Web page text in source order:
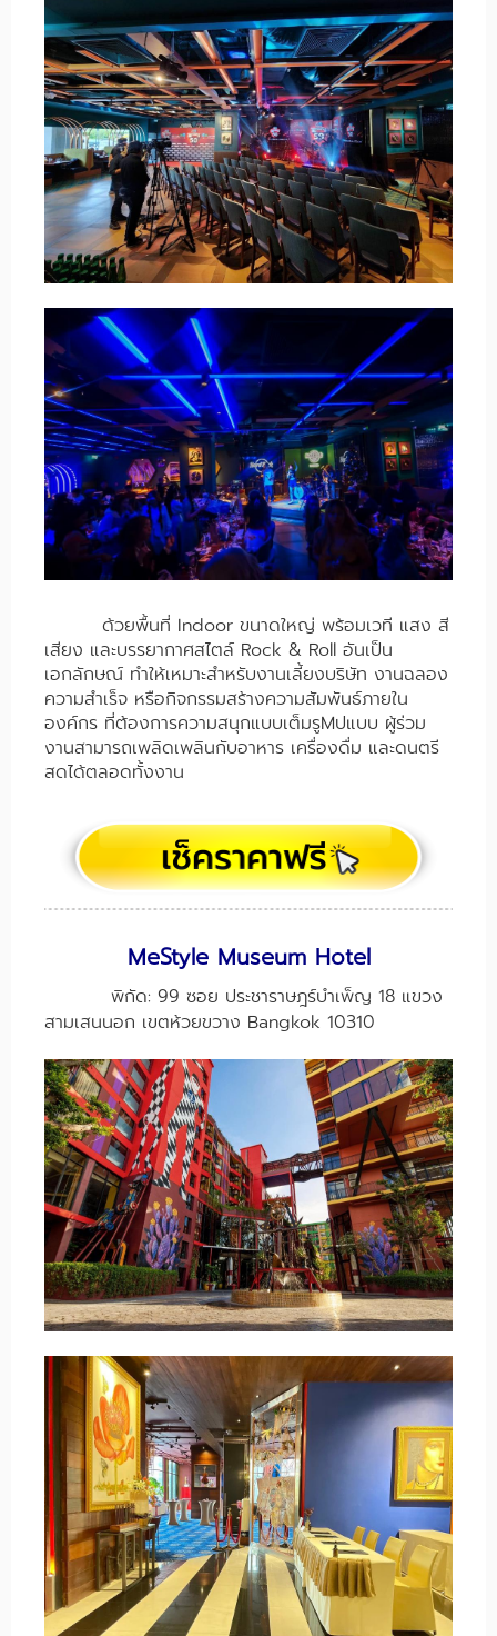
ด้วยพื้นที่ Indoor ขนาดใหญ่ พร้อมเวที แสง สี
เสียง และบรรยากาศสไตล์ Rock & Roll อันเป็น
เอกลักษณ์ ทำให้เหมาะสำหรับงานเลี้ยงบริษัท งานฉลอง
ความสำเร็จ หรือกิจกรรมสร้างความสัมพันธ์ภายใน
องค์กร ที่ต้องการความสนุกแบบเต็มรูMปแบบ ผู้ร่วม
งานสามารถเพลิดเพลินกับอาหาร เครื่องดื่ม และดนตรี
สดได้ตลอดทั้งงาน
MeStyle Museum Hotel
พิกัด: 99 ซอย ประชาราษฎร์บำเพ็ญ 18 แขวง
สามเสนนอก เขตห้วยขวาง Bangkok 10310